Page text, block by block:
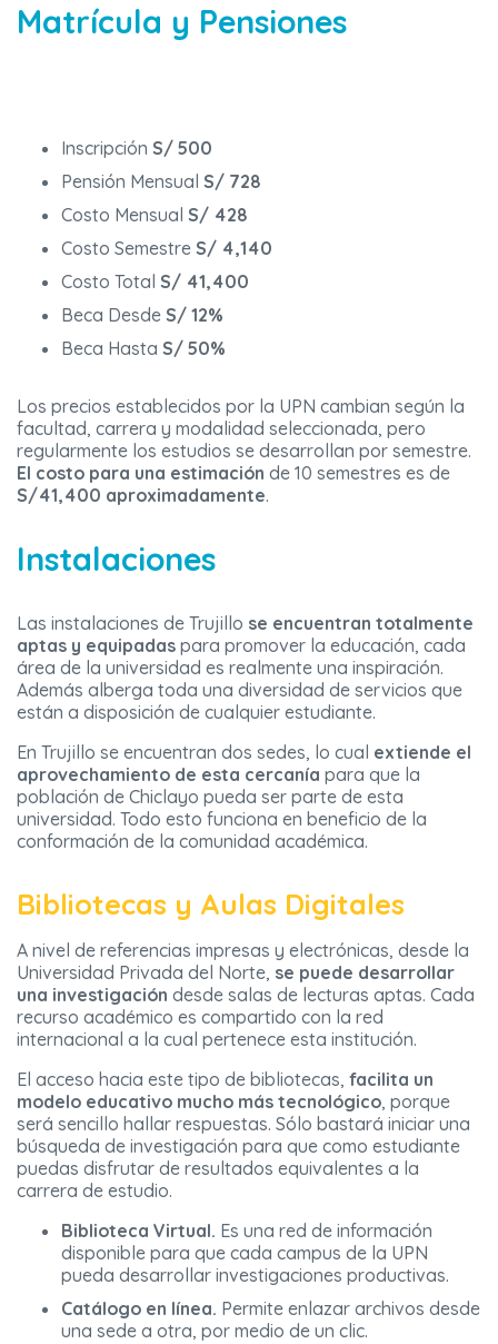
Matrícula y Pensiones
Inscripción S/ 500
Pensión Mensual S/ 728
Costo Mensual S/ 428
Costo Semestre S/ 4,140
Costo Total S/ 41,400
Beca Desde S/ 12%
Beca Hasta S/ 50%
Los precios establecidos por la UPN cambian según la
facultad, carrera y modalidad seleccionada, pero
regularmente los estudios se desarrollan por semestre.
El costo para una estimación de 10 semestres es de
S/41,400 aproximadamente.
Instalaciones
Las instalaciones de Trujillo se encuentran totalmente
aptas y equipadas para promover la educación, cada
área de la universidad es realmente una inspiración.
Además alberga toda una diversidad de servicios que
están a disposición de cualquier estudiante.
En Trujillo se encuentran dos sedes, lo cual extiende el
aprovechamiento de esta cercanía para que la
población de Chiclayo pueda ser parte de esta
universidad. Todo esto funciona en beneficio de la
conformación de la comunidad académica.
Bibliotecas y Aulas Digitales
A nivel de referencias impresas y electrónicas, desde la
Universidad Privada del Norte, se puede desarrollar
una investigación desde salas de lecturas aptas. Cada
recurso académico es compartido con la red
internacional a la cual pertenece esta institución.
El acceso hacia este tipo de bibliotecas, facilita un
modelo educativo mucho más tecnológico, porque
será sencillo hallar respuestas. Sólo bastará iniciar una
búsqueda de investigación para que como estudiante
puedas disfrutar de resultados equivalentes a la
carrera de estudio.
Biblioteca Virtual. Es una red de información
disponible para que cada campus de la UPN
pueda desarrollar investigaciones productivas.
Catálogo en línea. Permite enlazar archivos desde
una sede a otra, por medio de un clic.